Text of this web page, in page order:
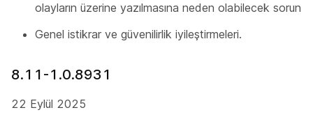
olayların üzerine yazılmasına neden olabilecek sorun
Genel istikrar ve güvenilirlik iyileştirmeleri.
8.11-1.0.8931
22 Eylül 2025